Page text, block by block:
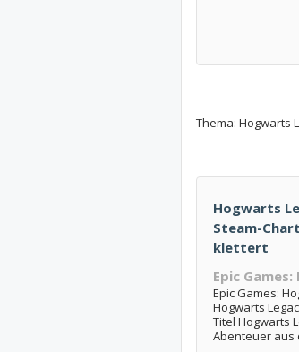
Thema: Hogwarts
Hogwarts
Steam-
klettert
Epic
Epic Games:
Hogwarts
Titel Hogwarts
Abenteuer aus